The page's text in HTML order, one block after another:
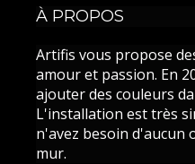
À PROPOS
Artifis vous propose
amour et passion. En
ajouter des couleurs
L'installation est très
n'avez besoin
mur.